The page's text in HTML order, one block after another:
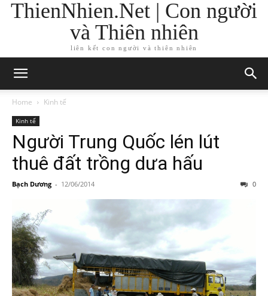
ThienNhien.Net | Con người
và Thiên nhiên
liên kết con người và thiên nhiên
Home Kinh tế
Kinh tế
Người Trung Quốc lén lút
thuê đất trồng dưa hấu
Bạch Dương - 12/06/2014 0